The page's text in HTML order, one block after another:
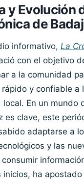
y Evolución
de
informativo, La
con el objetivo
a la comunidad
rápido y confiable a
local. En un mundo
es clave, este
adaptarse a
y las
inicios, ha apostado